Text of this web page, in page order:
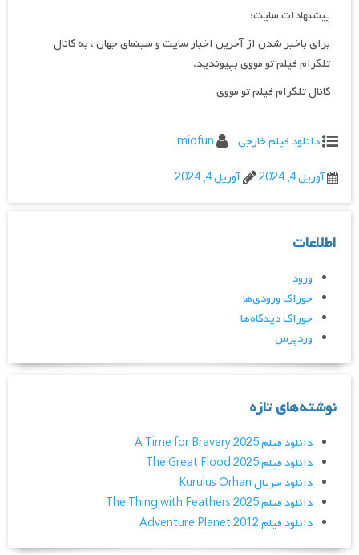
پیشنهادات سایت:
برای باخبر شدن از آخرین اخبار سایت و سینمای جهان ، به کانال
تلگرام فیلم تو مووی بپیوندید.
کانال تلگرام فیلم تو مووی
دانلود فیلم خارجی
miofun
آوریل 4, 2024
آوریل 4, 2024
اطلاعات
ورود
خوراک ورودی‌ها
خوراک دیدگاه‌ها
وردپرس
نوشته‌های تازه
دانلود فیلم A Time for Bravery 2025
دانلود فیلم The Great Flood 2025
دانلود سریال Kurulus Orhan
دانلود فیلم The Thing with Feathers 2025
دانلود فیلم Adventure Planet 2012